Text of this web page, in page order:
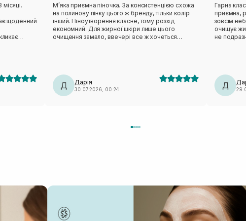
щоденний
Мʼяка приємна піночка. За консистенцією схожа
на полинову пінку цього ж бренду, тільки колір
інший. Піноутворення класне, тому розхід
економний. Для жирної шкіри лише цього
очищення замало, ввечері все ж хочеться
Д Дарія
30.07.2026, 00:24
Гарна
приємна,
зовсім небагато
очищує
не
проте
баночкою. Висновок: за свої кошти — дуже
якісна
Д